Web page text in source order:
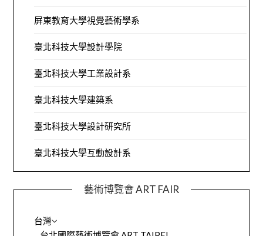
屏東教育大學視覺藝術學系
臺北科技大學設計學院
臺北科技大學工業設計系
臺北科技大學建築系
臺北科技大學設計研究所
臺北科技大學互動設計系
藝術博覽會 ART FAIR
台灣